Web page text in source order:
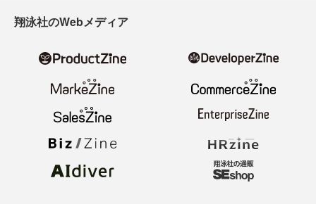
翔泳社のWebメディア